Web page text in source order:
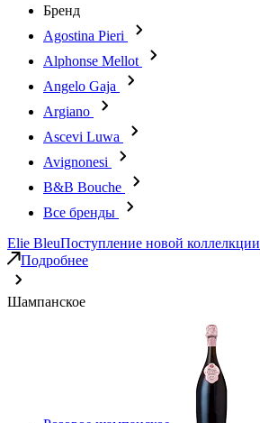
Бренд
Agostina Pieri
Alphonse Mellot
Angelo Gaja
Argiano
Ascevi Luwa
Avignonesi
B&B Bouche
Все бренды
Elie BleuПоступление новой коллелкции
Подробнее
Шампанское